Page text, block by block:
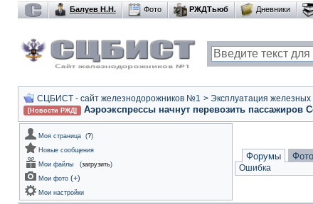
Балуев Н.Н. Фото РЖДТьюб Дневники
СЦБИСТ - сайт железнодорожников №1 > Эксплуатация железных
[Новости РЖД] Аэроэкспрессы начнут перевозить пассажиров
Моя страница (?)
Новые сообщения
Мои файлы
(загрузить)
Мои фото (+)
Мои настройки
Форумы
Ошибка